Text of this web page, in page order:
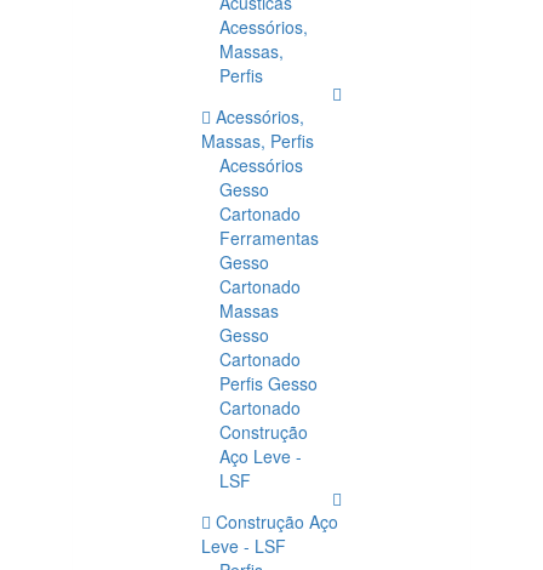
Acessórios,
Massas,
Perfis
Acessórios,
Massas, Perfis
Acessórios
Gesso
Cartonado
Ferramentas
Gesso
Cartonado
Massas
Gesso
Cartonado
Perfis Gesso
Cartonado
Construção
Aço Leve -
LSF
Construção Aço
Leve - LSF